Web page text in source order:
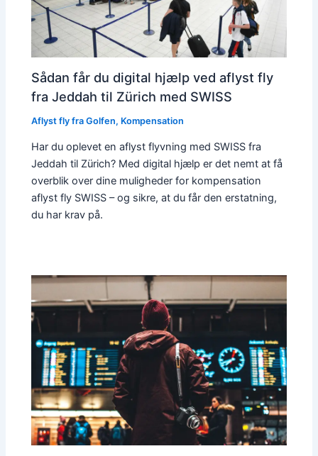
Sådan får du digital hjælp ved aflyst fly
fra Jeddah til Zürich med SWISS
Aflyst fly fra Golfen, Kompensation
Har du oplevet en aflyst flyvning med SWISS fra
Jeddah til Zürich? Med digital hjælp er det nemt at få
overblik over dine muligheder for kompensation
aflyst fly SWISS – og sikre, at du får den erstatning,
du har krav på.